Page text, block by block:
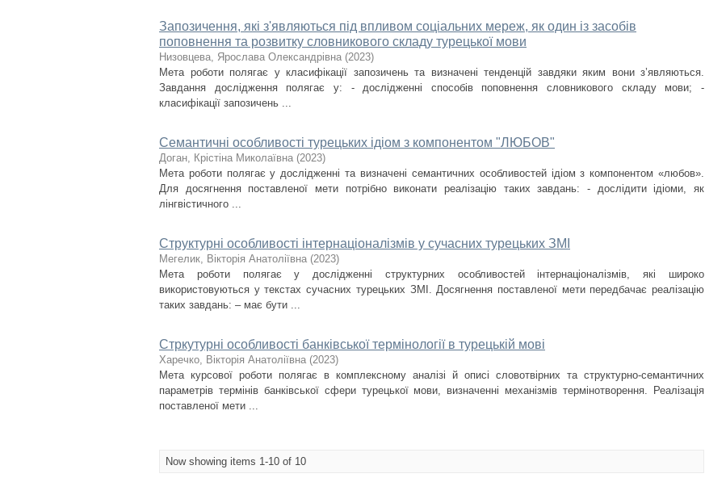
Запозичення, які з'являються під впливом соціальних мереж, як один із засобів
поповнення та розвитку словникового складу турецької мови
Низовцева, Ярослава Олександрівна (2023)
Мета роботи полягає у класифікації запозичень та визначені тенденцій завдяки яким вони з’являються.
Завдання дослідження полягає у: - дослідженні способів поповнення словникового складу мови; -
класифікації запозичень ...
Семантичні особливості турецьких ідіом з компонентом "ЛЮБОВ"
Доган, Крістіна Миколаївна (2023)
Мета роботи полягає у дослідженні та визначені семантичних особливостей ідіом з компонентом «любов».
Для досягнення поставленої мети потрібно виконати реалізацію таких завдань: - дослідити ідіоми, як
лінгвістичного ...
Структурні особливості інтернаціоналізмів у сучасних турецьких ЗМІ
Мегелик, Вікторія Анатоліївна (2023)
Мета роботи полягає у дослідженні структурних особливостей інтернаціоналізмів, які широко
використовуються у текстах сучасних турецьких ЗМІ. Досягнення поставленої мети передбачає реалізацію
таких завдань: – має бути ...
Стркутурні особливості банківської термінології в турецькій мові
Харечко, Вікторія Анатоліївна (2023)
Мета курсової роботи полягає в комплексному аналізі й описі словотвірних та структурно-семантичних
параметрів термінів банківської сфери турецької мови, визначенні механізмів термінотворення. Реалізація
поставленої мети ...
Now showing items 1-10 of 10